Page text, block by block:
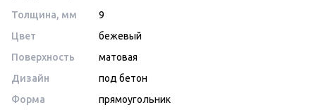
Толщина, мм
9
Цвет
бежевый
Поверхность
матовая
Дизайн
под бетон
Форма
прямоугольник